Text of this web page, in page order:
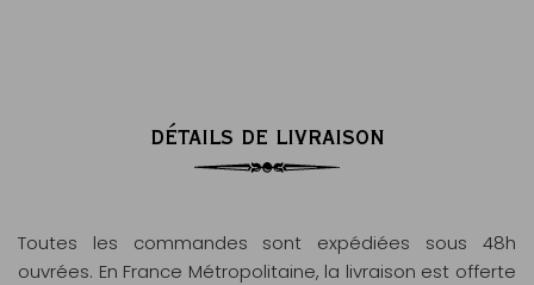
DÉTAILS DE LIVRAISON
Toutes les commandes sont expédiées sous 48h
ouvrées. En France Métropolitaine, la livraison est offerte